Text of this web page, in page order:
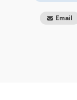
Email